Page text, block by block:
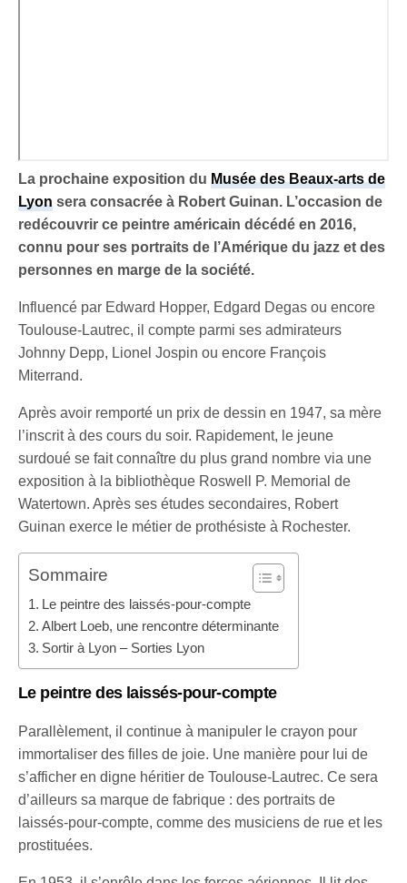
La prochaine exposition duMusée des Beaux-arts de
Lyon sera consacrée à Robert Guinan. L’occasion de
redécouvrir ce peintre américain décédé en 2016,
connu pour ses portraits de l’Amérique du jazz et des
personnes en marge de la société.
Influencé par Edward Hopper, Edgard Degas ou encore
Toulouse-Lautrec, il compte parmi ses admirateurs
Johnny Depp, Lionel Jospin ou encore François
Miterrand.
Après avoir remporté un prix de dessin en 1947, sa mère
l’inscrit à des cours du soir. Rapidement, le jeune
surdoué se fait connaître du plus grand nombre via une
exposition à la bibliothèque Roswell P. Memorial de
Watertown. Après ses études secondaires, Robert
Guinan exerce le métier de prothésiste à Rochester.
Sommaire
Le peintre des laissés-pour-compte
Albert Loeb, une rencontre déterminante
Sortir à Lyon – Sorties Lyon
Le peintre des laissés-pour-compte
Parallèlement, il continue à manipuler le crayon pour
immortaliser des filles de joie. Une manière pour lui de
s’afficher en digne héritier de Toulouse-Lautrec. Ce sera
d’ailleurs sa marque de fabrique : des portraits de
laissés-pour-compte, comme des musiciens de rue et les
prostituées.